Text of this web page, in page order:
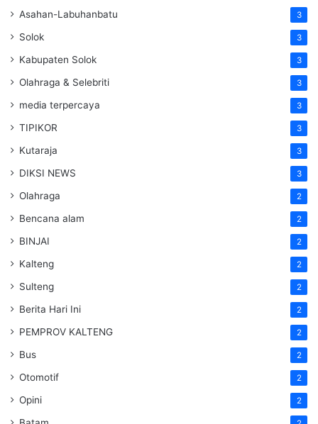
Asahan-Labuhanbatu 3
Solok 3
Kabupaten Solok 3
Olahraga & Selebriti 3
media terpercaya 3
TIPIKOR 3
Kutaraja 3
DIKSI NEWS 3
Olahraga 2
Bencana alam 2
BINJAI 2
Kalteng 2
Sulteng 2
Berita Hari Ini 2
PEMPROV KALTENG 2
Bus 2
Otomotif 2
Opini 2